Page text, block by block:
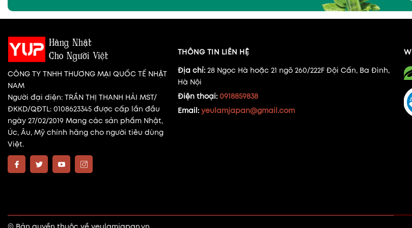
CÔNG TY TNHH THƯƠNG MẠI QUỐC TẾ NHẬT
NAM
Người đại diện: TRẦN THỊ THANH HẢI MST/
ĐKKD/QĐTL: 0108623345 được cấp lần đầu
ngày 27/02/2019 Mang các sản phẩm Nhật,
Úc, Âu, Mỹ chính hãng cho người tiêu dùng
Việt.
THÔNG TIN LIÊN HỆ
Địa chỉ: 28 Ngọc Hà hoặc 21 ngõ 260/222F Đội Cấn, Ba Đình,
Hà Nội
Điện thoại: 0918859838
Email: yeulamjapan@gmail.com